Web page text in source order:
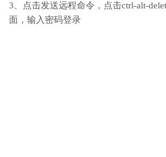
3、点击发送远程命令，点击ctrl-alt-
面，输入密码登录